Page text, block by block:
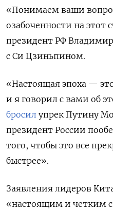
«Понимаем ваши
озабоченности на этот
президент РФ
с Си Цзиньпином.
«Настоящая эпоха —
и я говорил с вами об
бросил упрек Путину
президент России
того, чтобы это все
быстрее».
Заявления лидеров
«настоящим и четким